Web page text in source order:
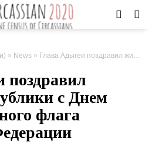
» News » Глава Адыгеи поздравил жителей республики с Днем Государственного флага Российской Федерации
поздравил
с Днем
флага